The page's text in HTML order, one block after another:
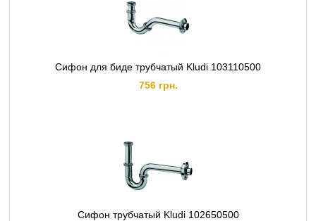
Сифон для биде трубчатый Kludi 103110500
756 грн.
Сифон трубчатый Kludi 102650500